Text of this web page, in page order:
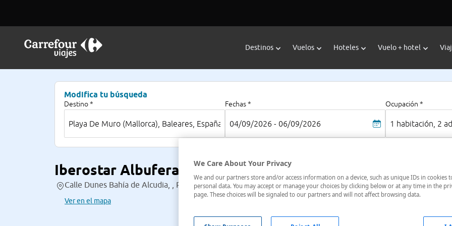
Destinos Vuelos Hoteles Vuelo + hotel
Modifica tu búsqueda
Destino * Fechas *
04/09/2026 - 06/09/2026
Ocupación *
1 habitación, 2
Iberostar Albufera Park
Calle Dunes Bahía de Alcudia, , Playa De Muro (Mallorca), Baleares, España
Ver en el mapa
We Care About Your Privacy
We and our partners store and/or access information on a device, such as unique IDs in cookies
personal data. You may accept or manage your choices by clicking below or at any time in the
page. These choices will be signaled to our partners and will not affect browsing data.